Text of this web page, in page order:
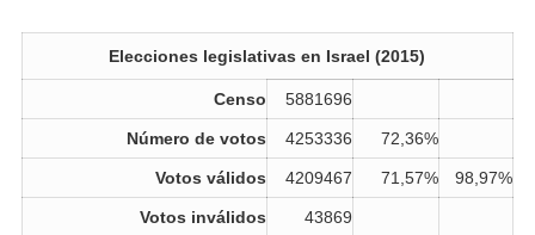
Elecciones legislativas en Israel (2015)
Censo 5881696
Número de votos 4253336 72,36%
Votos válidos 4209467 71,57% 98,97%
Votos inválidos 43869